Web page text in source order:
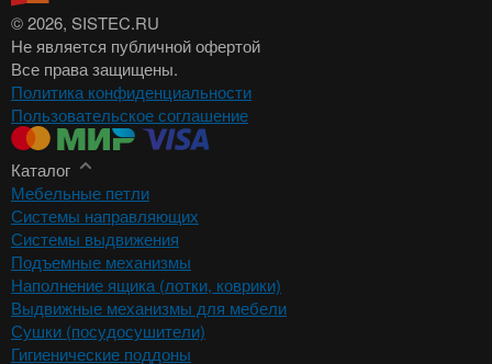
© 2026, SISTEC.RU
Не является публичной офертой
Все права защищены.
Политика конфиденциальности
Пользовательское соглашение
Каталог
Мебельные петли
Системы направляющих
Системы выдвижения
Подъемные механизмы
Наполнение ящика (лотки, коврики)
Выдвижные механизмы для мебели
Сушки (посудосушители)
Гигиенические поддоны